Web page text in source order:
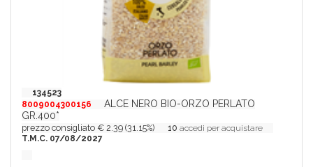
134523
8009004300156
ALCE NERO BIO-ORZO PERLATO
GR.400*
prezzo consigliato € 2.39 (31.15%) 10 accedi per acquistare
T.M.C. 07/08/2027